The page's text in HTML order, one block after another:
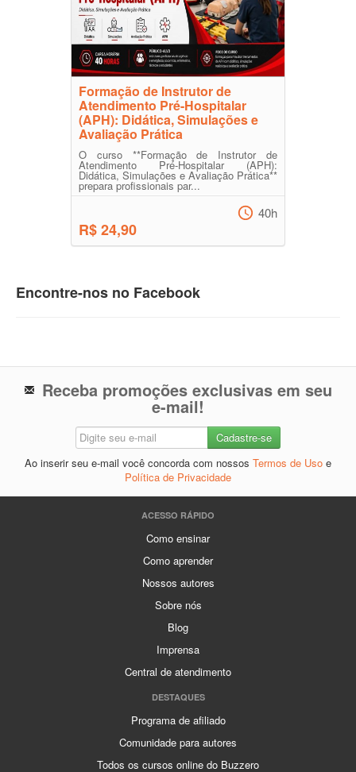
Formação de Instrutor de
Atendimento Pré-Hospitalar
(APH): Didática, Simulações e
Avaliação Prática
O curso **Formação de Instrutor de
Atendimento Pré-Hospitalar (APH):
Didática, Simulações e Avaliação Prática**
prepara profissionais par...
R$ 24,90
40h
Encontre-nos no Facebook
Receba promoções exclusivas em seu
e-mail!
Ao inserir seu e-mail você concorda com nossos Termos de Uso e
Política de Privacidade
ACESSO RÁPIDO
Como ensinar
Como aprender
Nossos autores
Sobre nós
Blog
Imprensa
Central de atendimento
DESTAQUES
Programa de afiliado
Comunidade para autores
Todos os cursos online do Buzzero